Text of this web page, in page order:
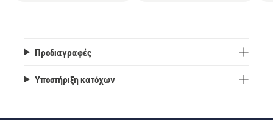
Προδιαγραφές
Υποστήριξη κατόχων